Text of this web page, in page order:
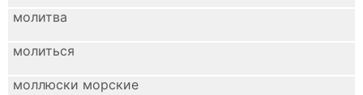
молитва
молиться
моллюски морские